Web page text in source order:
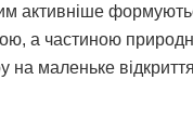
активніше
а частиною
на маленьке